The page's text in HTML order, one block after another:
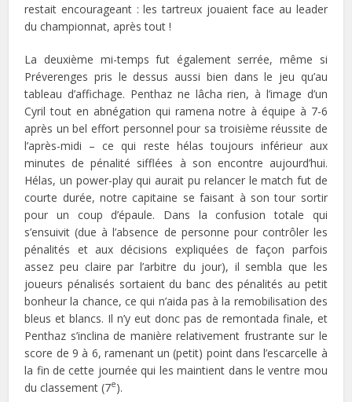
restait encourageant : les tartreux jouaient face au leader
du championnat, après tout !
La deuxième mi-temps fut également serrée, même si
Préverenges pris le dessus aussi bien dans le jeu qu’au
tableau d’affichage. Penthaz ne lâcha rien, à l’image d’un
Cyril tout en abnégation qui ramena notre à équipe à 7-6
après un bel effort personnel pour sa troisième réussite de
l’après-midi – ce qui reste hélas toujours inférieur aux
minutes de pénalité sifflées à son encontre aujourd’hui.
Hélas, un power-play qui aurait pu relancer le match fut de
courte durée, notre capitaine se faisant à son tour sortir
pour un coup d’épaule. Dans la confusion totale qui
s’ensuivit (due à l’absence de personne pour contrôler les
pénalités et aux décisions expliquées de façon parfois
assez peu claire par l’arbitre du jour), il sembla que les
joueurs pénalisés sortaient du banc des pénalités au petit
bonheur la chance, ce qui n’aida pas à la remobilisation des
bleus et blancs. Il n’y eut donc pas de remontada finale, et
Penthaz s’inclina de manière relativement frustrante sur le
score de 9 à 6, ramenant un (petit) point dans l’escarcelle à
la fin de cette journée qui les maintient dans le ventre mou
du classement (7e).